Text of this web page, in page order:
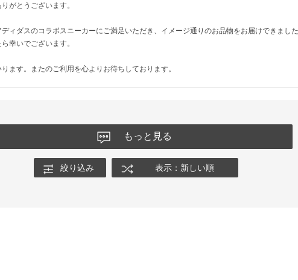
がとうございます。
ィダスのコラボスニーカーにご満足いただき、イメージ通りのお品物をお届けできまし
幸いでございます。
ます。またのご利用を心よりお待ちしております。
もっと見る
絞り込み 表示：新しい順